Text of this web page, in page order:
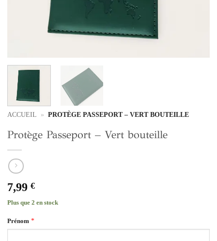
ACCUEIL » PROTÈGE PASSEPORT – VERT BOUTEILLE
Protège Passeport – Vert bouteille
7,99 €
Plus que 2 en stock
Prénom *